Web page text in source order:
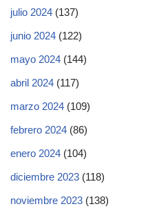
julio 2024 (137)
junio 2024 (122)
mayo 2024 (144)
abril 2024 (117)
marzo 2024 (109)
febrero 2024 (86)
enero 2024 (104)
diciembre 2023 (118)
noviembre 2023 (138)